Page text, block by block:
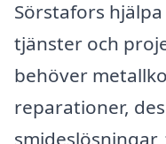
Sörstafors
tjänster och
behöver
reparationer,